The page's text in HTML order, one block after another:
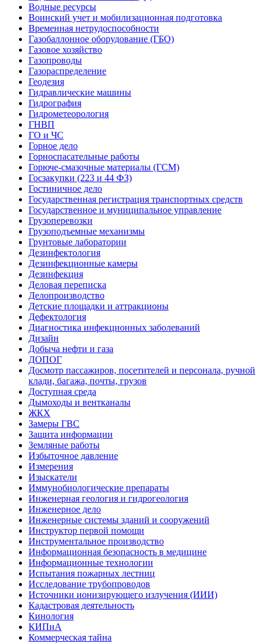
Водные ресурсы
Воинский учет и мобилизационная подготовка
Временная нетрудоспособности
Газобаллонное оборудование (ГБО)
Газовое хозяйство
Газопроводы
Газораспределение
Геодезия
Гидравлические машины
Гидрография
Гидрометеорология
ГНВП
ГО и ЧС
Горное дело
Горноспасательные работы
Горюче-смазочные материалы (ГСМ)
Госзакупки (223 и 44 ФЗ)
Гостиничное дело
Государственная регистрация транспортных средств
Государственное и муниципальное управление
Грузоперевозки
Грузоподъемные механизмы
Грунтовые лаборатории
Дезинфектология
Дезинфекционные камеры
Дезинфекция
Деловая переписка
Делопроизводство
Детские площадки и аттракционы
Дефектология
Диагностика инфекционных заболеваний
Дизайн
Добыча нефти и газа
ДОПОГ
Досмотр пассажиров, посетителей и персонала, ручной
клади, багажа, почты, грузов
Доступная среда
Дымоходы и вентканалы
ЖКХ
Замеры ГВС
Защита информации
Земляные работы
Избыточное давление
Измерения
Изыскатели
Иммунобиологические препараты
Инженерная геология и гидрогеология
Инженерное дело
Инженерные системы зданий и сооружений
Инструктор первой помощи
Инструментальное производство
Информационная безопасность в медицине
Информационные технологии
Испытания пожарных лестниц
Исследование трубопроводов
Источники ионизирующего излучения (ИИИ)
Кадастровая деятельность
Кинология
КИПиА
Коммерческая тайна